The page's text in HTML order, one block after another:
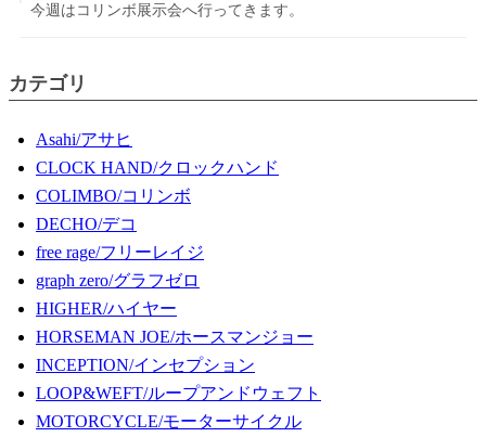
今週はコリンボ展示会へ行ってきます。
カテゴリ
Asahi/アサヒ
CLOCK HAND/クロックハンド
COLIMBO/コリンボ
DECHO/デコ
free rage/フリーレイジ
graph zero/グラフゼロ
HIGHER/ハイヤー
HORSEMAN JOE/ホースマンジョー
INCEPTION/インセプション
LOOP&WEFT/ループアンドウェフト
MOTORCYCLE/モーターサイクル